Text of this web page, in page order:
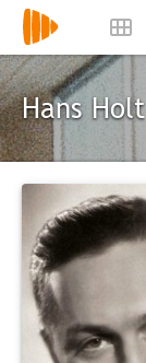
Hans Holt